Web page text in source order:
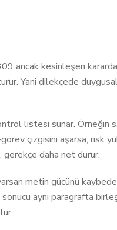
ancak kesinleşen kararda
Yani dilekçede
listesi sunar. Örneğin
çizgisini aşarsa, risk
gerekçe daha net durur.
metin gücünü
aynı paragrafta